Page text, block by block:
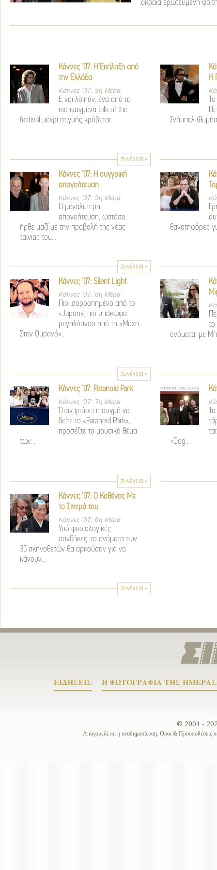
ακραία ερωτευμένη
Κάννες '07: Η Έκπληξη από
την Ελλάδα
Κάννες '07: 9η Μέρα
Ε ναι λοιπόν, ένα από τα
πιο ψαγμένα talk of the
festival μέχρι στιγμής κρύβεται...
συνέχεια »
Η
Σνάμπελ
Κάννες '07: Η ουγγρική
απογοήτευση
Κάννες '07: 9η Μέρα
Η μεγαλύτερη
απογοήτευση, ωστόσο,
ήρθε μαζί με την προβολή της νέας
ταινίας του...
συνέχεια »
θανατηφόρες
Κάννες ’07: Silent Light
Κάννες ’07: 8η Μέρα
Πιο ισορροπημένο από το
«Japon», πιο υπόκωφα
μεγαλόπνοο από τη «Μάχη
Στον Ουρανό»...
συνέχεια »
ονόματα: με
Κάννες ’07: Paranoid Park
Κάννες ’07: 7η Μέρα
Όταν φτάσει η στιγμή να
δείτε το «Paranoid Park»,
προσέξτε το μουσικό θέμα
των...
συνέχεια »
«Dog...
Κάννες '07: Ο Καθένας Με
το Σινεμά του
Κάννες '07: 6η Μέρα
Υπό φυσιολογικές
συνθήκες, τα ονόματα των
35 σκηνοθετών θα αρκούσαν για να
κάνουν...
συνέχεια »
ΕΙΔΗΣΕΙΣ Η ΦΩΤΟΓΡΑΦΙΑ ΤΗΣ ΗΜΕΡΑΣ
© 2001 -
Απαγορεύεται η αναδημοσίευση. Όροι & Προυποθέσεις